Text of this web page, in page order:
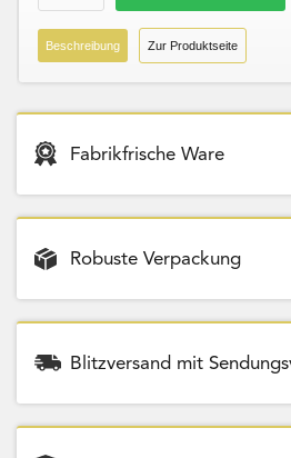
Beschreibung Zur Produktseite
Fabrikfrische Ware
Robuste Verpackung
Blitzversand mit